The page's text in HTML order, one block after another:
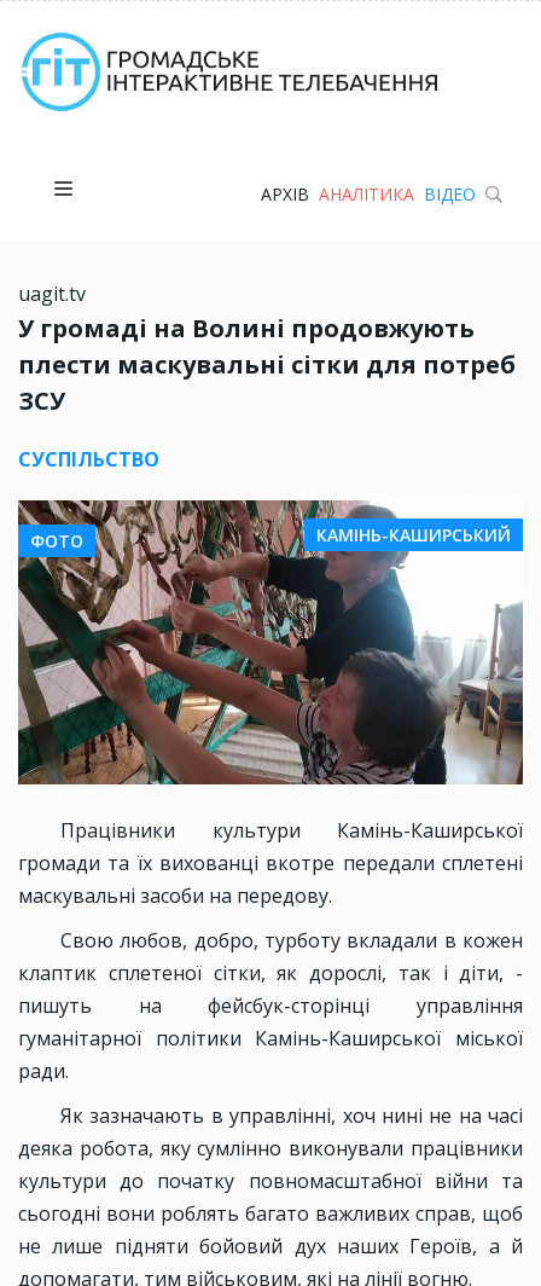
АРХІВ АНАЛІТИКА ВІДЕО
uagit.tv
У громаді на Волині продовжують
плести маскувальні сітки для потреб
ЗСУ
СУСПІЛЬСТВО
ФОТО КАМІНЬ-КАШИРСЬКИЙ
Працівники культури Камінь-Каширської
громади та їх вихованці вкотре передали сплетені
маскувальні засоби на передову.
Свою любов, добро, турботу вкладали в кожен
клаптик сплетеної сітки, як дорослі, так і діти, -
пишуть на фейсбук-сторінці управління
гуманітарної політики Камінь-Каширської міської
ради.
Як зазначають в управлінні, хоч нині не на часі
деяка робота, яку сумлінно виконували працівники
культури до початку повномасштабної війни та
сьогодні вони роблять багато важливих справ, щоб
не лише підняти бойовий дух наших Героїв, а й
допомагати, тим військовим, які на лінії вогню.